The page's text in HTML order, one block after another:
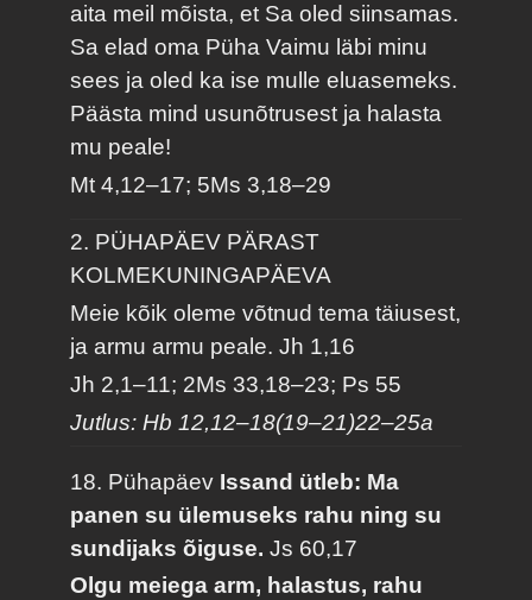
aita meil mõista, et Sa oled siinsamas.
Sa elad oma Püha Vaimu läbi minu
sees ja oled ka ise mulle eluasemeks.
Päästa mind usunõtrusest ja halasta
mu peale!
Mt 4,12–17; 5Ms 3,18–29
2. PÜHAPÄEV PÄRAST
KOLMEKUNINGAPÄEVA
Meie kõik oleme võtnud tema täiusest,
ja armu armu peale.Jh 1,16
Jh 2,1–11; 2Ms 33,18–23; Ps 55
Jutlus: Hb 12,12–18(19–21)22–25a
18. Pühapäev Issand ütleb: Ma
panen su ülemuseks rahu ning su
sundijaks õiguse.Js 60,17
Olgu meiega arm, halastus, rahu